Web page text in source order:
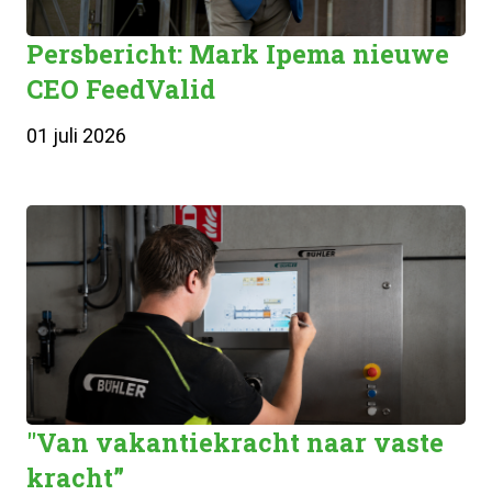
Persbericht: Mark Ipema nieuwe
CEO FeedValid
01 juli 2026
"Van vakantiekracht naar vaste
kracht”